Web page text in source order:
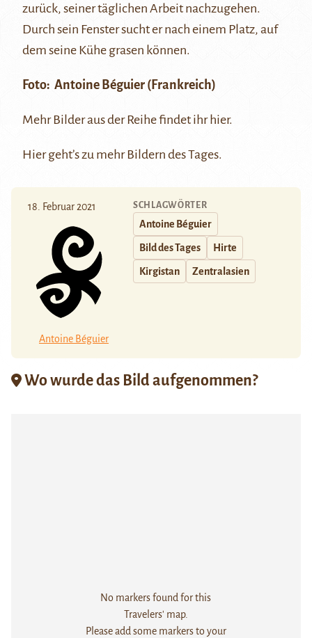
zurück, seiner täglichen Arbeit nachzugehen.
Durch sein Fenster sucht er nach einem Platz, auf
dem seine Kühe grasen können.
Foto: Antoine Béguier (Frankreich)
Mehr Bilder aus der Reihe findet ihrhier.
Hiergeht’s zu mehr Bildern des Tages.
18. Februar 2021
Antoine Béguier
SCHLAGWÖRTER
Antoine Béguier
Bild des Tages Hirte
Kirgistan Zentralasien
Wo wurde das Bild aufgenommen?
No markers found for this
Travelers' map.
Please add some markers to your